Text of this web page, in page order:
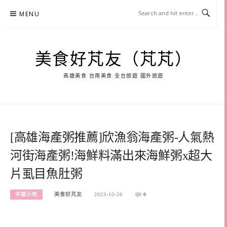
MENU
美食好芃友（芃芃）
高雄美食 台南美食 全台旅遊 國外旅遊
[高雄海產粥推薦]欣漁翁海產粥-人氣熱
河街海產粥!海鮮料滿出來海鮮粥x超大
片虱目魚肚粥
中菜小吃 美食好芃友 2023-10-26 0